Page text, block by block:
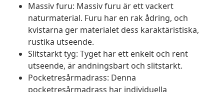
Massiv furu: Massiv furu är ett vackert
naturmaterial. Furu har en rak ådring, och
kvistarna ger materialet dess karaktäristiska,
rustika utseende.
Slitstarkt tyg: Tyget har ett enkelt och rent
utseende, är andningsbart och slitstarkt.
Pocketresårmadrass: Denna
pocketresårmadrass har individuella